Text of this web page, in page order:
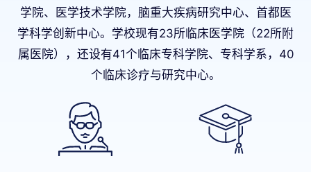
学院、医学技术学院，脑重大疾病研究中心、首都医
学科学创新中心。学校现有23所临床医学院（22所附
属医院），还设有41个临床专科学院、专科学系，40
个临床诊疗与研究中心。